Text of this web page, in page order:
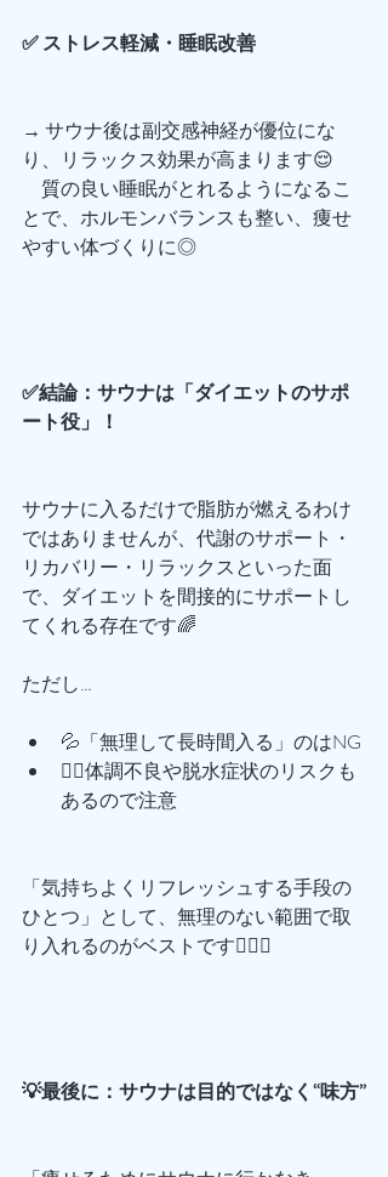
✅ ストレス軽減・睡眠改善
→ サウナ後は副交感神経が優位にな
り、リラックス効果が高まります😌
質の良い睡眠がとれるようになるこ
とで、ホルモンバランスも整い、痩せ
やすい体づくりに◎
✅結論：サウナは「ダイエットのサポ
ート役」！
サウナに入るだけで脂肪が燃えるわけ
ではありませんが、代謝のサポート・
リカバリー・リラックスといった面
で、ダイエットを間接的にサポートし
てくれる存在です🌈
ただし…
💦「無理して長時間入る」のはNG
😵‍💫体調不良や脱水症状のリスクも
あるので注意
「気持ちよくリフレッシュする手段の
ひとつ」として、無理のない範囲で取
り入れるのがベストです🧖‍♀️✨
💡最後に：サウナは目的ではなく“味方”